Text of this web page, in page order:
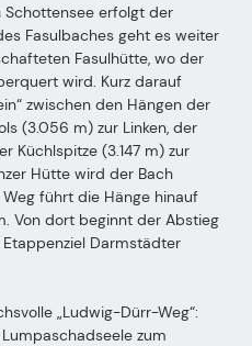
Schottensee erfolgt der
Fasulbaches geht es weiter
Fasulhütte, wo der
wird. Kurz darauf
zwischen den Hängen der
(3.056 m) zur Linken, der
Küchlspitze (3.147 m) zur
Hütte wird der Bach
führt die Hänge hinauf
Von dort beginnt der Abstieg
Darmstädter
„Ludwig-Dürr-Weg“:
zum